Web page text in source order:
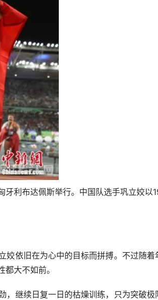
利布达佩斯举行。中国队选手巩立姣以
依旧在为心中的目标而拼搏。不过随着
大不如前。
继续日复一日的枯燥训练，只为突破极